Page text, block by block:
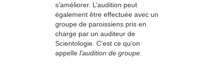
s’améliorer. L’audition peut
également être effectuée avec un
groupe de paroissiens pris en
charge par un auditeur de
Scientologie. C’est ce qu’on
appelle l’audition de groupe.